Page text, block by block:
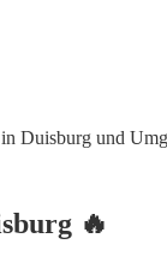
Duisburg und
🔥